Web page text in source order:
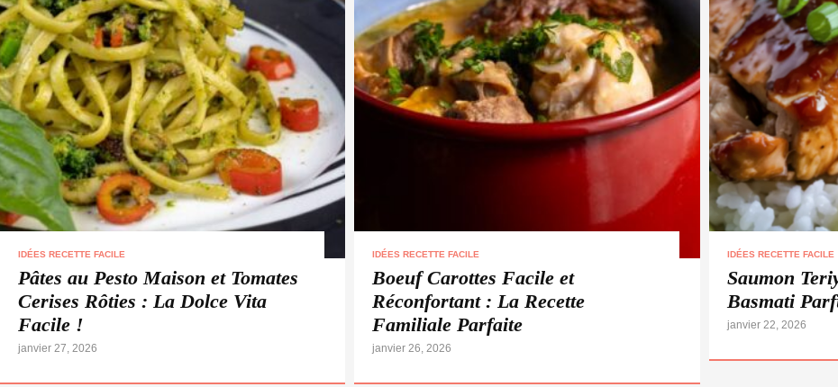
IDÉES RECETTE FACILE
Pâtes au Pesto Maison et Tomates
Cerises Rôties : La Dolce Vita
Facile !
janvier 27, 2026
IDÉES RECETTE FACILE
Boeuf Carottes Facile et
Réconfortant : La Recette
Familiale Parfaite
janvier 26, 2026
IDÉES RECETTE FACILE
Saumon
Basmati
janvier 22, 2026